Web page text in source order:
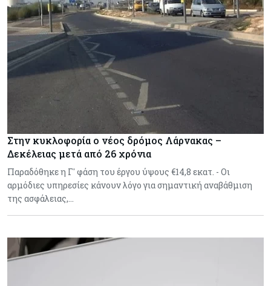
Στην κυκλοφορία ο νέος δρόμος Λάρνακας –
Δεκέλειας μετά από 26 χρόνια
Παραδόθηκε η Γ' φάση του έργου ύψους €14,8 εκατ. - Οι
αρμόδιες υπηρεσίες κάνουν λόγο για σημαντική αναβάθμιση
της ασφάλειας,…